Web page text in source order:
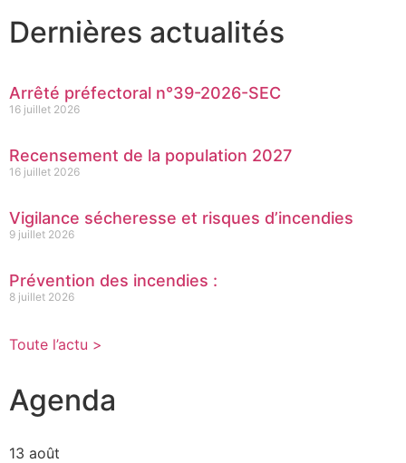
Dernières actualités
Arrêté préfectoral n°39-2026-SEC
16 juillet 2026
Recensement de la population 2027
16 juillet 2026
Vigilance sécheresse et risques d’incendies
9 juillet 2026
Prévention des incendies :
8 juillet 2026
Toute l’actu >
Agenda
13 août